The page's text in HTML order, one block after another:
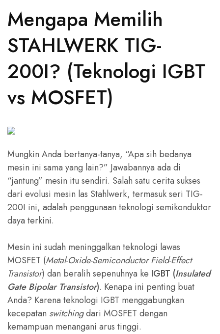
Mengapa Memilih
STAHLWERK TIG-
200I? (Teknologi IGBT
vs MOSFET)
Mungkin Anda bertanya-tanya, “Apa sih bedanya
mesin ini sama yang lain?” Jawabannya ada di
“jantung” mesin itu sendiri. Salah satu cerita sukses
dari evolusi mesin las Stahlwerk, termasuk seri TIG-
200I ini, adalah penggunaan teknologi semikonduktor
daya terkini.
Mesin ini sudah meninggalkan teknologi lawas
MOSFET (Metal-Oxide-Semiconductor Field-Effect
Transistor) dan beralih sepenuhnya ke IGBT (Insulated
Gate Bipolar Transistor). Kenapa ini penting buat
Anda? Karena teknologi IGBT menggabungkan
kecepatan switchingdari MOSFET dengan
kemampuan menangani arus tinggi.